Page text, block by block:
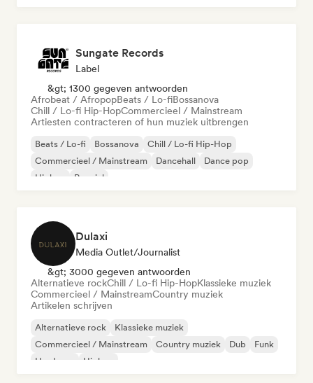
Sungate Records
Label
&gt; 1300 gegeven antwoorden
Afrobeat / AfropopBeats / Lo-fiBossanova
Chill / Lo-fi Hip-HopCommercieel / Mainstream
Artiesten contracteren of hun muziek uitbrengen
Beats / Lo-fi Bossanova
Chill / Lo-fi Hip-Hop
Commercieel / Mainstream
Dancehall
Dance pop
Hiphop
Popziel
Dulaxi
Media Outlet/Journalist
&gt; 3000 gegeven antwoorden
Alternatieve rockChill / Lo-fi Hip-HopKlassieke muziek
Commercieel / MainstreamCountry muziek
Artikelen schrijven
Alternatieve rock
Klassieke muziek
Commercieel / Mainstream
Country muziek Dub
Funk
Hardcore
Hiphop